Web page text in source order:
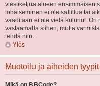
viestiketjua alueen ensimmäisen
tönäiseminen ei ole sallittua tai
vaaditaan ei ole vielä kulunut. On
vastaamalla siihen, mutta
tehdä niin.
Ylös
Muotoilu ja aiheiden tyypit